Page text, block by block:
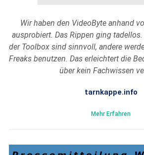
Wir haben den VideoByte anhand
ausprobiert. Das Rippen ging
der Toolbox sind sinnvoll, andere
Freaks benutzen. Das erleichtert die
über kein Fachwissen
tarnkappe.info
Mehr Erfahren